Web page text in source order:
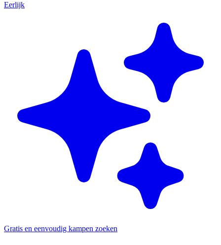
Eerlijk
Gratis en eenvoudig kampen zoeken